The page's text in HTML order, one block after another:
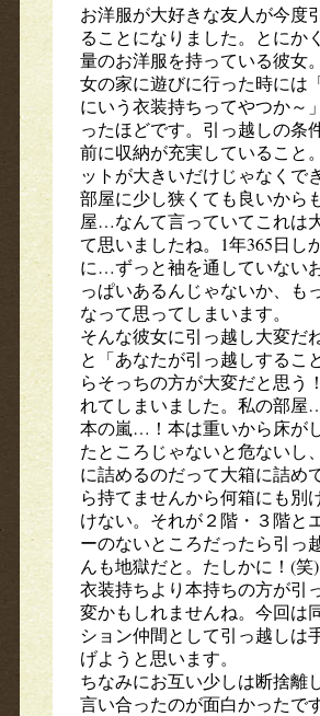
お洋服が大好きな友人が今度
ることになりました。とにか
量のお洋服を持っている彼女
女の家に遊びに行った時には
にいう衣装持ちってやつか～
ったほどです。引っ越しの条
前に収納が充実していること
ットが大きいだけじゃなくで
部屋に少し狭くても良いから
屋…なんて言っていてこれは
て思いましたね。1年365日し
に…ずっと袖を通していない
っぱいあるんじゃないか、も
なって思ってしまいます。
そんな彼女に引っ越し大変だ
と「あなたが引っ越しするこ
らそっちの方が大変だと思う
れてしまいました。私の部
本の嵐…！本は重いから床が
たところじゃないと危ないし
に詰めるのだって大箱に詰め
ら持てませんから何箱にも別
けない。それが２階・３階と
ーのないところだったら引っ
んも地獄だと。たしかに！(笑)
衣装持ちより本持ちの方が引
変かもしれませんね。今回は
ション仲間として引っ越しは
げようと思います。
ちなみにお互い少しは断捨離
言い合ったのが面白かったです